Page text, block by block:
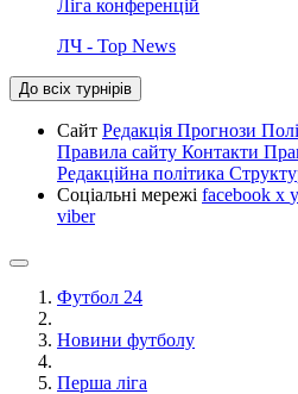
Ліга конференцій
ЛЧ - Top News
До всіх турнірів
Сайт Редакція Прогнози
Правила сайту Контакти
Редакційна політика
Соціальні мережі facebook x
viber
Футбол 24
Новини футболу
Перша ліга